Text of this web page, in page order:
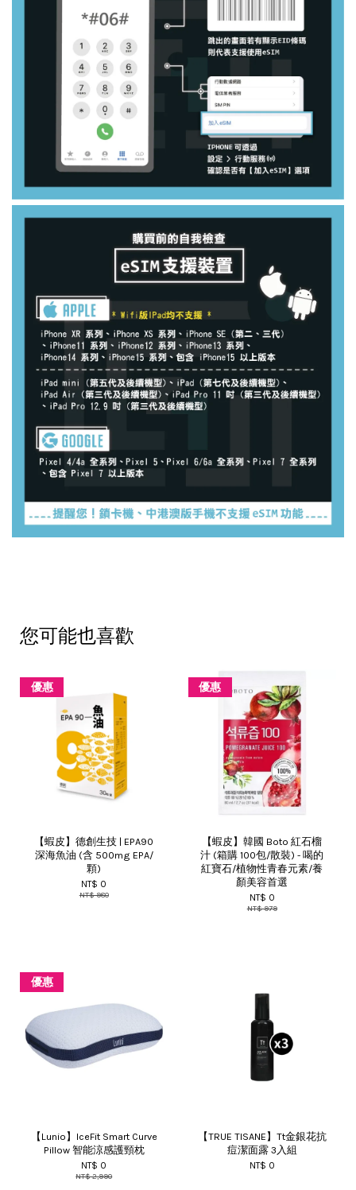
您可能也喜歡
優惠
【蝦皮】德創生技 | EPA90
深海魚油 (含 500mg EPA/
顆)
NT$ 0
NT$ 980
優惠
【蝦皮】韓國 Boto 紅石榴
汁 (箱購 100包/散裝) - 喝的
紅寶石/植物性青春元素/養
顏美容首選
NT$ 0
NT$ 979
優惠
【Lunio】IceFit Smart Curve
Pillow 智能涼感護頸枕
NT$ 0
NT$ 2,990
【TRUE TISANE】Tt金銀花抗
痘潔面露 3入組
NT$ 0